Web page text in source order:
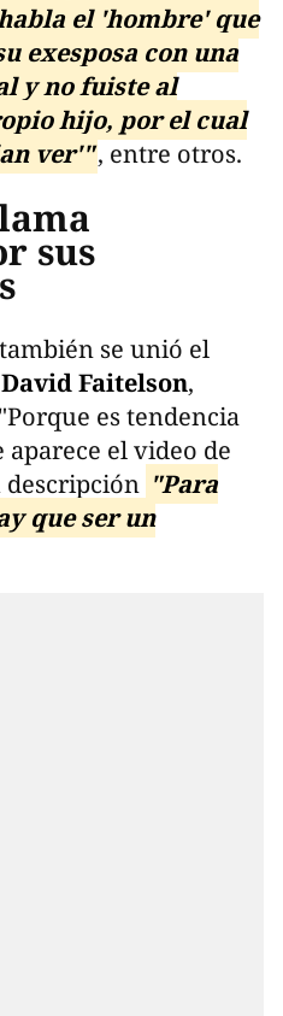
el 'hombre' que
exesposa con una
y no fuiste al
hijo, por el cual
ver'", entre otros.
sus
se unió el
David Faitelson,
es tendencia
el video de
descripción "Para
que ser un